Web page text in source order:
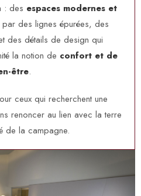
: des espaces modernes et
des lignes épurées, des
des détails de design qui
la notion de confort et de
être.
ceux qui recherchent une
renoncer au lien avec la terre
de la campagne.